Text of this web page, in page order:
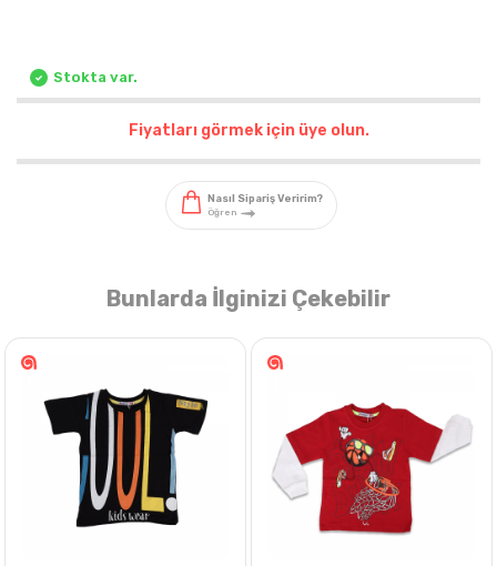
Stokta var.
Fiyatları görmek için üye olun.
Nasıl Sipariş Veririm?
Öğren
Bunlarda İlginizi Çekebilir